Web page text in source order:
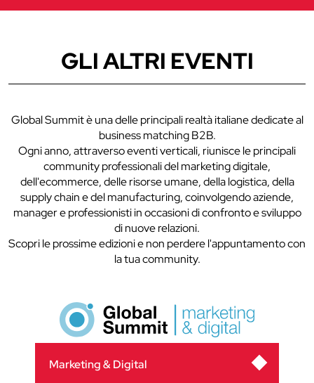
GLI ALTRI EVENTI
Global Summit è una delle principali realtà italiane dedicate al
business matching B2B.
Ogni anno, attraverso eventi verticali, riunisce le principali
community professionali del marketing digitale,
dell'ecommerce, delle risorse umane, della logistica, della
supply chain e del manufacturing, coinvolgendo aziende,
manager e professionisti in occasioni di confronto e sviluppo
di nuove relazioni.
Scopri le prossime edizioni e non perdere l'appuntamento con
la tua community.
Marketing & Digital